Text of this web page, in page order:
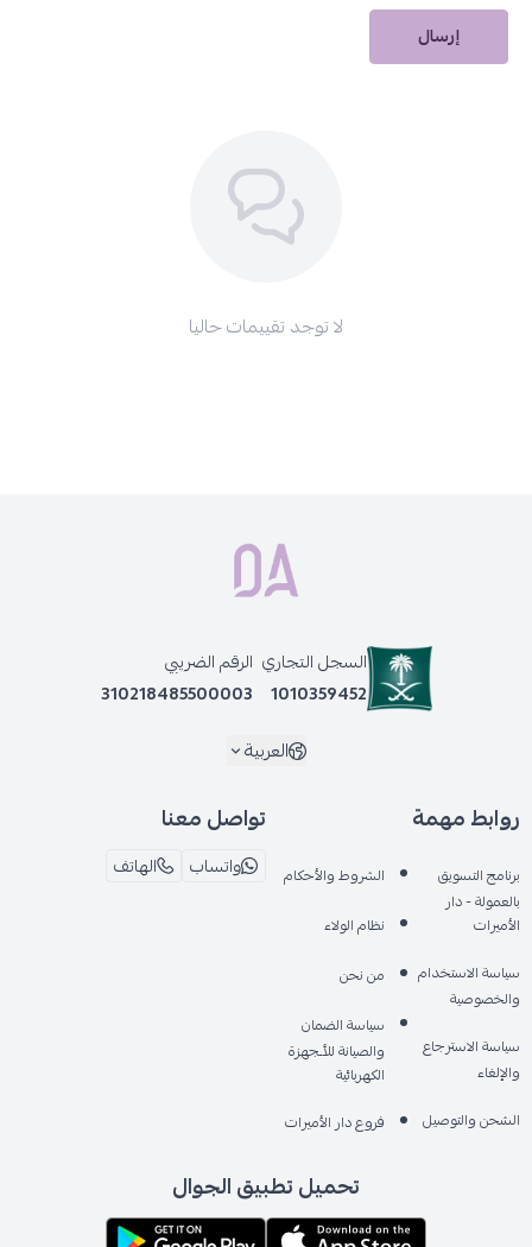
إرسال
لا توجد تقييمات حاليا
السجل التجاري
1010359452
الرقم الضريبي
310218485500003
العربية
روابط مهمة
برنامج التسويق
بالعمولة - دار
الأميرات
سياسة الاستخدام
والخصوصية
سياسة الاسترجاع
والإلغاء
الشحن والتوصيل
الشروط والأحكام
نظام الولاء
من نحن
سياسة الضمان
والصيانة للأـجهزة
الكهربائية
فروع دار الأميرات
تواصل معنا
واتساب الهاتف
تحميل تطبيق الجوال